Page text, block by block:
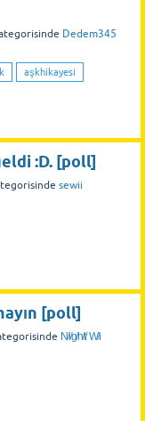
Dedem345
aşkhikayesi
:D. [poll]
sewii
[poll]
N̸i̸g̸h̸t̸ W̸i